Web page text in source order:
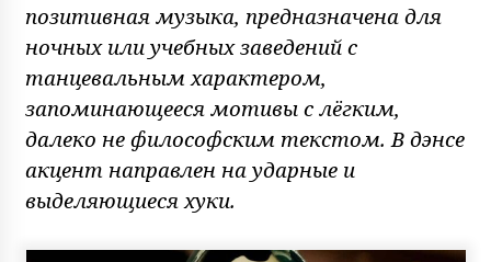
позитивная музыка, предназначена для
ночных или учебных заведений с
танцевальным характером,
запоминающееся мотивы с лёгким,
далеко не философским текстом. В дэнсе
акцент направлен на ударные и
выделяющиеся хуки.